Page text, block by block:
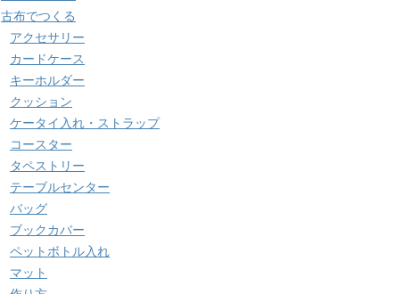
古布でつくる
アクセサリー
カードケース
キーホルダー
クッション
ケータイ入れ・ストラップ
コースター
タペストリー
テーブルセンター
バッグ
ブックカバー
ペットボトル入れ
マット